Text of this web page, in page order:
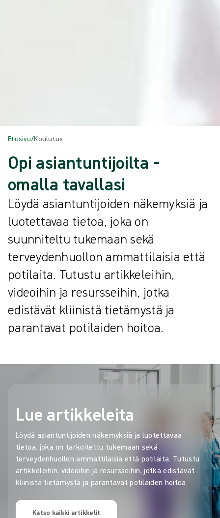
Etusivu/Koulutus
Opi asiantuntijoilta -
omalla tavallasi
Löydä asiantuntijoiden näkemyksiä ja
luotettavaa tietoa, joka on
suunniteltu tukemaan sekä
terveydenhuollon ammattilaisia että
potilaita. Tutustu artikkeleihin,
videoihin ja resursseihin, jotka
edistävät kliinistä tietämystä ja
parantavat potilaiden hoitoa.
Lue artikkeleita
Löydä asiantuntijoiden näkemyksiä ja luotettavaa
tietoa, joka on tarkoitettu tukemaan sekä
terveydenhuollon ammattilaisia että potilaita. Tutustu
artikkeleihin, videoihin ja resursseihin, jotka edistävät
kliinistä tietämystä ja parantavat potilaiden hoitoa.
Katso kaikki artikkelit